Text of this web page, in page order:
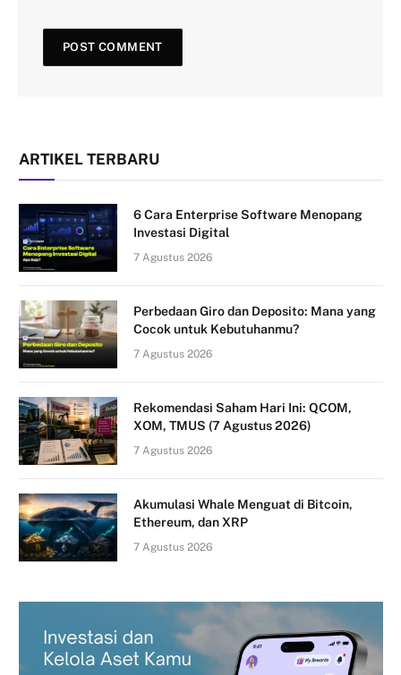
ARTIKEL TERBARU
6 Cara Enterprise Software Menopang
Investasi Digital
7 Agustus 2026
Perbedaan Giro dan Deposito: Mana yang
Cocok untuk Kebutuhanmu?
7 Agustus 2026
Rekomendasi Saham Hari Ini: QCOM,
XOM, TMUS (7 Agustus 2026)
7 Agustus 2026
Akumulasi Whale Menguat di Bitcoin,
Ethereum, dan XRP
7 Agustus 2026